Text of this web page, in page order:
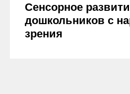
Сенсорное
дошкольников с
зрения